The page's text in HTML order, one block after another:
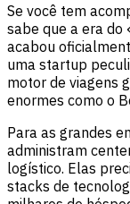
Se você tem
sabe que a era do
acabou
uma startup
motor de viagens
enormes como o
Para as grandes
administram
logístico. Elas
stacks de